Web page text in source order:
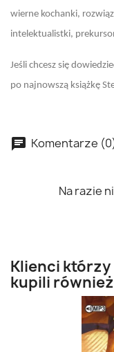
wierne kochanki,
intelektualistki,
Jeśli chcesz się
po najnowszą książkę
Komentarze
Na razie
Klienci
kupili